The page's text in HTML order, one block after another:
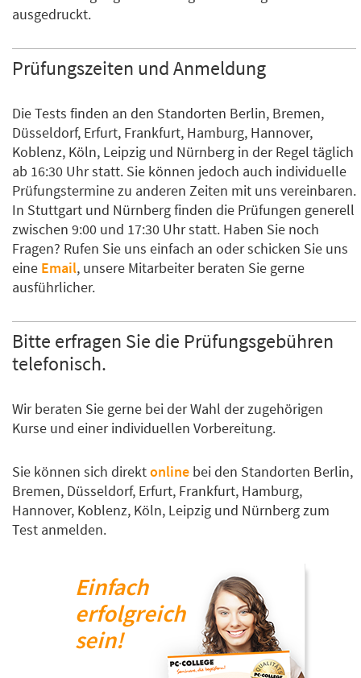
ausgedruckt.
Prüfungszeiten und Anmeldung
Die Tests finden an den Standorten Berlin, Bremen,
Düsseldorf, Erfurt, Frankfurt, Hamburg, Hannover,
Koblenz, Köln, Leipzig und Nürnberg in der Regel täglich
ab 16:30 Uhr statt. Sie können jedoch auch individuelle
Prüfungstermine zu anderen Zeiten mit uns vereinbaren.
In Stuttgart und Nürnberg finden die Prüfungen generell
zwischen 9:00 und 17:30 Uhr statt. Haben Sie noch
Fragen? Rufen Sie uns einfach an oder schicken Sie uns
eine Email, unsere Mitarbeiter beraten Sie gerne
ausführlicher.
Bitte erfragen Sie die Prüfungsgebühren
telefonisch.
Wir beraten Sie gerne bei der Wahl der zugehörigen
Kurse und einer individuellen Vorbereitung.
Sie können sich direktonline bei den Standorten Berlin,
Bremen, Düsseldorf, Erfurt, Frankfurt, Hamburg,
Hannover, Koblenz, Köln, Leipzig und Nürnberg zum
Test anmelden.
Einfach
erfolgreich
sein!